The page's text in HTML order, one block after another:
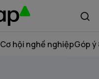
Cơ hội nghề nghiệpGóp ý